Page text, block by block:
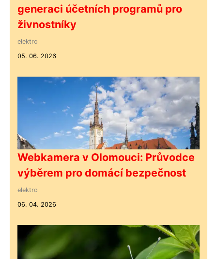
generaci účetních programů pro
živnostníky
elektro
05. 06. 2026
Webkamera v Olomouci: Průvodce
výběrem pro domácí bezpečnost
elektro
06. 04. 2026